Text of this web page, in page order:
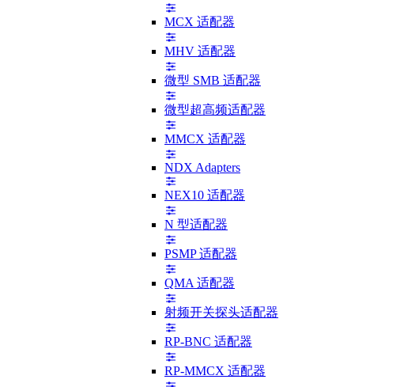
MCX 适配器
MHV 适配器
微型 SMB 适配器
微型超高频适配器
MMCX 适配器
NDX Adapters
NEX10 适配器
N 型适配器
PSMP 适配器
QMA 适配器
射频开关探头适配器
RP-BNC 适配器
RP-MMCX 适配器